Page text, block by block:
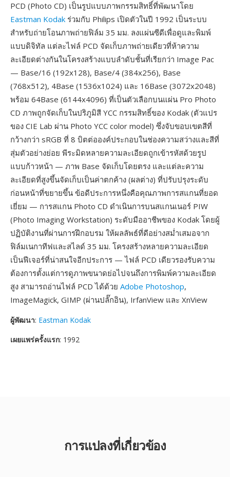
PCD (Photo CD) เป็นรูปแบบภาพกรรมสิทธิ์ที่พัฒนาโดย
Eastman Kodak ร่วมกับ Philips เปิดตัวในปี 1992 เป็นระบบ
สำหรับถ่ายโอนภาพถ่ายฟิล์ม 35 มม. ลงแผ่นซีดีเพื่อดูและพิมพ์
แบบดิจิทัล แต่ละไฟล์ PCD จัดเก็บภาพถ่ายเดียวที่ห้าความ
ละเอียดต่างกันในโครงสร้างแบบลำดับชั้นที่เรียกว่า Image Pac
— Base/16 (192x128), Base/4 (384x256), Base
(768x512), 4Base (1536x1024) และ 16Base (3072x2048)
พร้อม 64Base (6144x4096) ที่เป็นตัวเลือกบนแผ่น Pro Photo
CD ภาพถูกจัดเก็บในปริภูมิสี YCC กรรมสิทธิ์ของ Kodak (ตัวแปร
ของ CIE Lab ผ่าน Photo YCC color model) ซึ่งจับขอบเขตสีที่
กว้างกว่า sRGB ที่ 8 บิตต่อองค์ประกอบในช่องความสว่างและสีที่
สุ่มตัวอย่างย่อย พีระมิดหลายความละเอียดถูกเข้ารหัสด้วยรูป
แบบก้าวหน้า — ภาพ Base จัดเก็บโดยตรง และแต่ละความ
ละเอียดที่สูงขึ้นจัดเก็บเป็นค่าตกค้าง (ผลต่าง) ที่ปรับปรุงระดับ
ก่อนหน้าที่ขยายขึ้น ข้อดีประการหนึ่งคือคุณภาพการสแกนที่ยอด
เยี่ยม — การสแกน Photo CD ดำเนินการบนสแกนเนอร์ PIW
(Photo Imaging Workstation) ระดับมืออาชีพของ Kodak โดยผู้
ปฏิบัติงานที่ผ่านการฝึกอบรม ให้ผลลัพธ์ที่ดีอย่างสม่ำเสมอจาก
ฟิล์มเนกาทีฟและสไลด์ 35 มม. โครงสร้างหลายความละเอียด
เป็นฟีเจอร์ที่น่าสนใจอีกประการ — ไฟล์ PCD เดียวรองรับความ
ต้องการตั้งแต่การดูภาพขนาดย่อไปจนถึงการพิมพ์ความละเอียด
สูง สามารถอ่านไฟล์ PCD ได้ด้วย Adobe Photoshop,
ImageMagick, GIMP (ผ่านปลั๊กอิน), IrfanView และ XnView
ผู้พัฒนา: Eastman Kodak
เผยแพร่ครั้งแรก: 1992
การแปลงที่เกี่ยวข้อง